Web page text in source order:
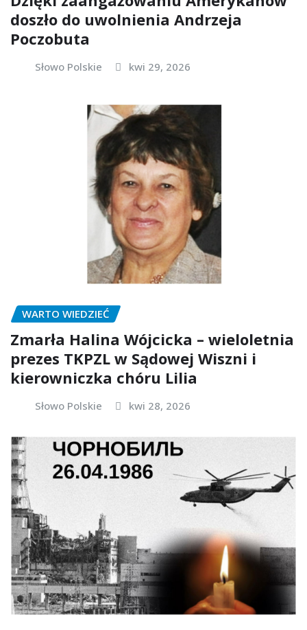
doszło do uwolnienia Andrzeja
Poczobuta
Słowo Polskie kwi 29, 2026
WARTO WIEDZIEĆ
Zmarła Halina Wójcicka – wieloletnia
prezes TKPZL w Sądowej Wiszni i
kierowniczka chóru Lilia
Słowo Polskie kwi 28, 2026